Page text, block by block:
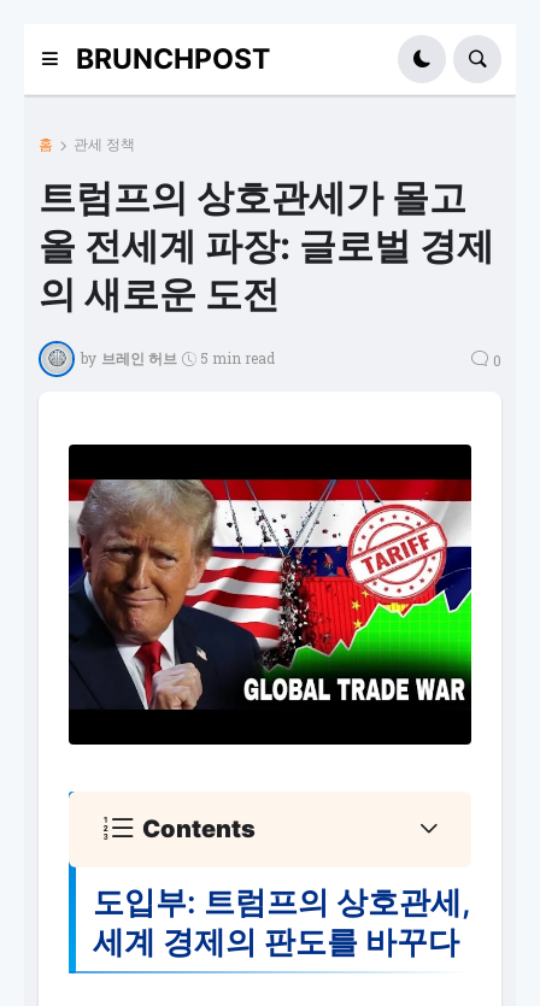
BRUNCHPOST
홈 관세 정책
트럼프의 상호관세가 몰고
올 전세계 파장: 글로벌 경제
의 새로운 도전
by 브레인 허브 5 min read 0
Contents
도입부: 트럼프의 상호관세,
세계 경제의 판도를 바꾸다